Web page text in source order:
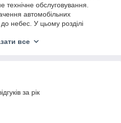
технічне обслуговування.
автомобільних
небес. У цьому розділі
тому стежити за його станом
для фур від різних
та оригінальні запчастини
Купити запчастини для
все
за рік